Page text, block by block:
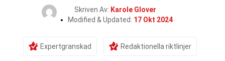
Skriven Av: Karole Glover
Modified & Updated: 17 Okt 2024
Expertgranskad Redaktionella riktlinjer